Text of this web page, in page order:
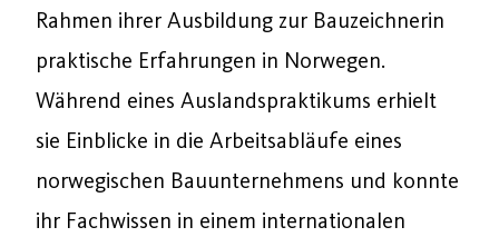
Rahmen ihrer Ausbildung zur Bauzeichnerin
praktische Erfahrungen in Norwegen.
Während eines Auslandspraktikums erhielt
sie Einblicke in die Arbeitsabläufe eines
norwegischen Bauunternehmens und konnte
ihr Fachwissen in einem internationalen